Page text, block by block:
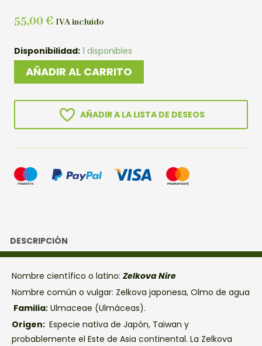
55,00 € IVA incluído
Disponibilidad: 1 disponibles
BONSAI
ZELKOVA
NIRE
AÑADIR AL CARRITO
AÑADIR A LA LISTA DE DESEOS
DESCRIPCIÓN
Nombre científico o latino: Zelkova Nire
Nombre común o vulgar: Zelkova japonesa, Olmo de agua
Familia: Ulmaceae (Ulmáceas).
Origen: Especie nativa de Japón, Taiwan y
probablemente el Este de Asia continental. La Zelkova